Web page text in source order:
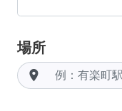
場所
room